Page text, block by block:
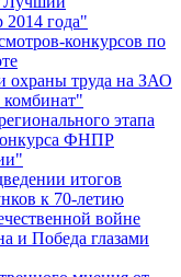
2014 года"
конкурсов по
охраны труда на ЗАО
этапа
ФНПР
итогов
к 70-летию
войне
и Победа глазами